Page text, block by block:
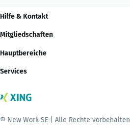
Hilfe & Kontakt
Mitgliedschaften
Hauptbereiche
Services
© New Work SE | Alle Rechte vorbehalten